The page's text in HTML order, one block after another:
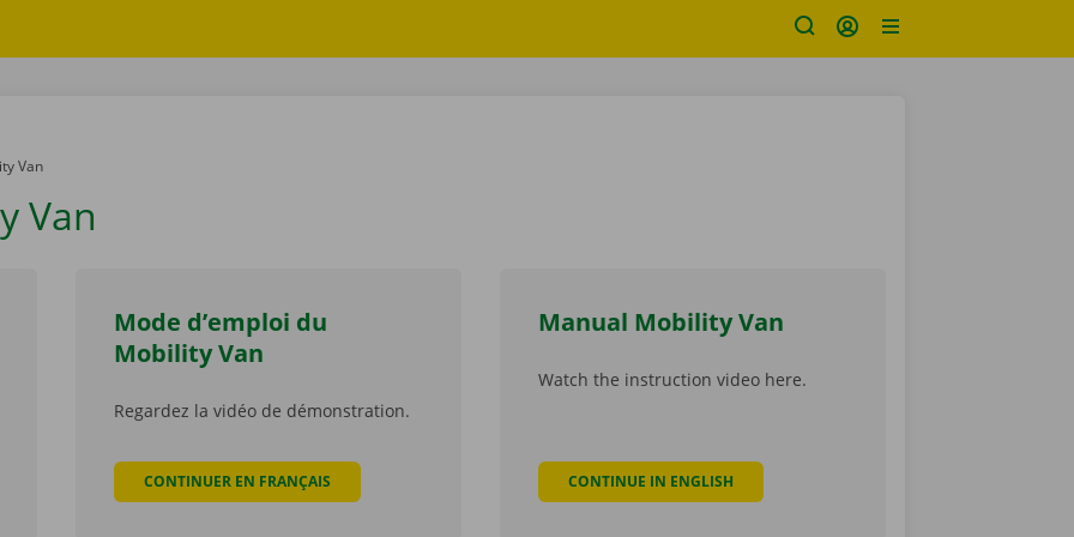
Van
Van
Mode d’emploi du
Mobility Van
Regardez la vidéo de démonstration.
CONTINUER EN FRANÇAIS
Manual Mobility Van
Watch the instruction video here.
CONTINUE IN ENGLISH